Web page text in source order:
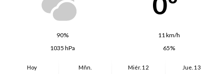
90%
11 km/h
1035 hPa
65%
Hoy
Mñn.
Miér. 12
Jue. 13